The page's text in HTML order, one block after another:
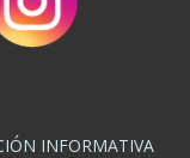
INFORMATIVA